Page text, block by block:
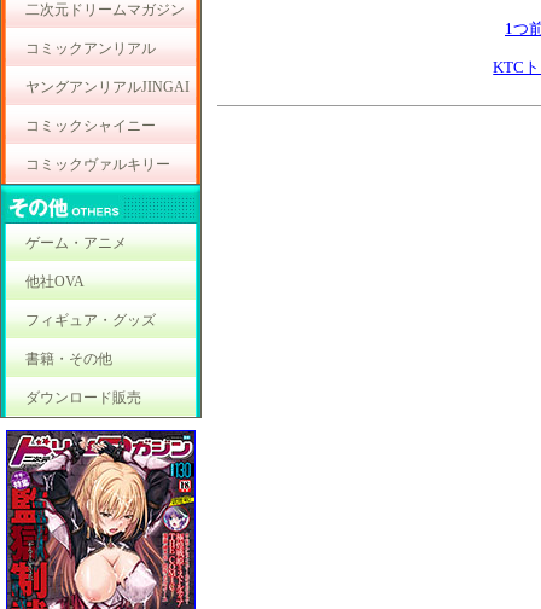
二次元ドリームマガジン
コミックアンリアル
ヤングアンリアルJINGAI
コミックシャイニー
コミックヴァルキリー
ゲーム・アニメ
他社OVA
フィギュア・グッズ
書籍・その他
ダウンロード販売
1つ
KTC